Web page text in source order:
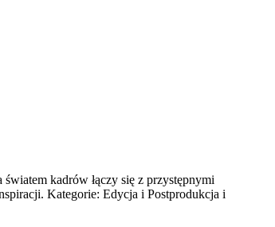
kadrów łączy się z przystępnymi
Kategorie: Edycja i Postprodukcja i